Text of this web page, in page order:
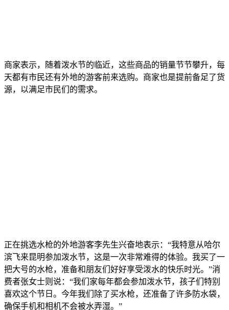
商家表示，随着泼水节的临近，这些商品的销量节节攀升，每
天都有市民还有外地的游客前来选购。商家也是提前备足了货
源，以满足市民们的需求。
正在挑选水枪的外地游客李先生兴奋地表示：“我特意从哈尔
滨飞来昆明参加泼水节，这是一次非常难得的体验。我买了一
把大号的水枪，准备和朋友们好好享受泼水的快乐时光。”消
费者张女士则说：“我们家每年都会参加泼水节，孩子们特别
喜欢这个节日。今年我们除了买水枪，还准备了许多防水袋，
确保手机和相机不会被水弄湿。”